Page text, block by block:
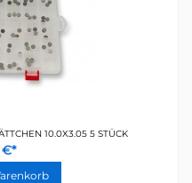
10.0X3.05 5 STÜCK
€*